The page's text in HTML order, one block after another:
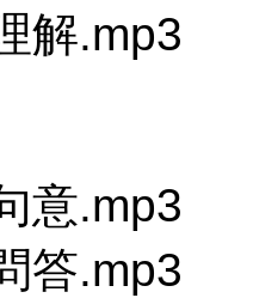
解.mp3
意.mp3
答.mp3